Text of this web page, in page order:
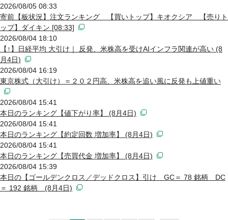
2026/08/05 08:33
寄前【板状況】注文ランキング 【買いトップ】キオクシア 【売りト
ップ】ダイキン [08:33]
2026/08/04 18:10
【↑】日経平均 大引け｜ 反発、米株高を受けAIインフラ関連が高い (8
月4日)
2026/08/04 16:19
東京株式（大引け）＝２０２円高、米株高を追い風に反発も上値重い
2026/08/04 15:41
本日のランキング【値下がり率】 (8月4日)
2026/08/04 15:41
本日のランキング【約定回数 増加率】 (8月4日)
2026/08/04 15:41
本日のランキング【売買代金 増加率】 (8月4日)
2026/08/04 15:39
本日の【ゴールデンクロス／デッドクロス】引け GC＝ 78 銘柄 DC
＝ 192 銘柄 (8月4日)